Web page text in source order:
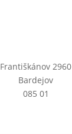
Františkánov 2960
Bardejov
085 01